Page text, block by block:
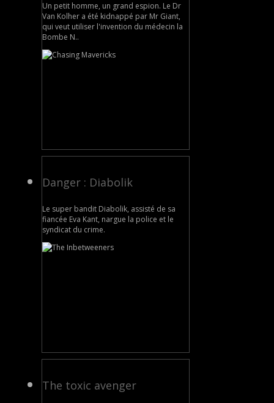
Un petit homme, un grand espion. Le Dr
Van Kolher a été kidnappé par Mr Giant,
qui veut utiliser l'invention du médecin la
Bombe N..
Danger : Diabolik
Le super bandit Diabolik, assisté de sa
fiancée Eva Kant, nargue la police et le
syndicat du crime.
The toxic avenger